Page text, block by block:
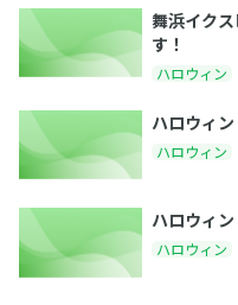
舞浜イク
す！
ハロウィン
ハロウィ
ハロウィン
ハロウィ
ハロウィン